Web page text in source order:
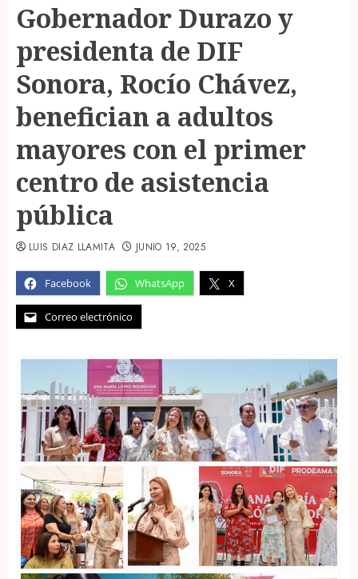
Gobernador Durazo y
presidenta de DIF
Sonora, Rocío Chávez,
benefician a adultos
mayores con el primer
centro de asistencia
pública
Facebook WhatsApp X
Correo electrónico
LUIS DIAZ LLAMITA JUNIO 19, 2025